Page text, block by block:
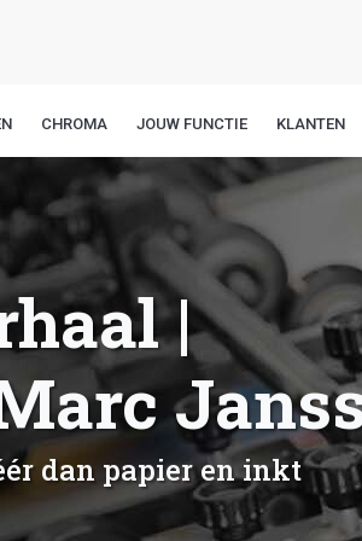
CHROMA JOUW FUNCTIE KLANTEN
|
dan papier en inkt